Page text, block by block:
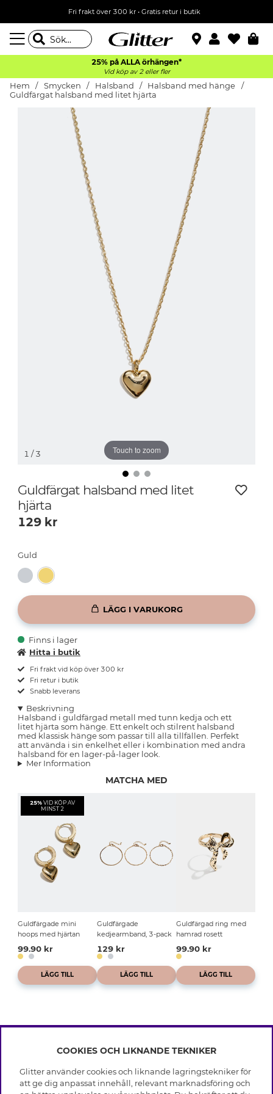
Fri frakt över 300 kr• Gratis retur i butik
25% på ALLA örhängen*
Vid köp av 2 eller fler
Hem Smycken Halsband
Halsband med hänge
Guldfärgat halsband med litet hjärta
Touch to zoom
1 / 3
Guldfärgat halsband med litet
hjärta
129 kr
Guld
LÄGG I VARUKORG
Finns i lager
Hitta i butik
Fri frakt vid köp över 300 kr
Fri retur i butik
Snabb leverans
Beskrivning
Halsband i guldfärgad metall med tunn kedja och ett
litet hjärta som hänge. Ett enkelt och stilrent halsband
med klassisk hänge som passar till alla tillfällen. Perfekt
att använda i sin enkelhet eller i kombination med andra
halsband för en lager-på-lager look.
Mer Information
MATCHA MED
25% VID KÖP AV
MINST 2
Guldfärgade mini
hoops med hjärtan
99.90 kr
LÄGG TILL
Guldfärgade
kedjearmband, 3-pack
129 kr
LÄGG TILL
Guldfärgad ring med
hamrad rosett
99.90 kr
LÄGG TILL
INFO
Leverans
Villkor
OM GLITTER
COOKIES OCH LIKNANDE TEKNIKER
Glitter använder cookies och liknande lagringstekniker för
att ge dig anpassat innehåll, relevant marknadsföring och